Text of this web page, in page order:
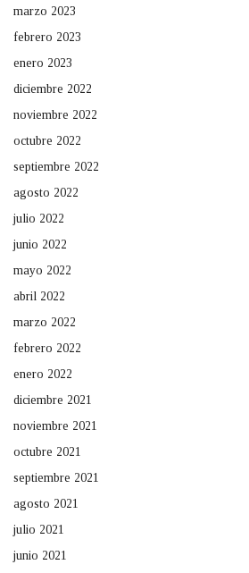
marzo 2023
febrero 2023
enero 2023
diciembre 2022
noviembre 2022
octubre 2022
septiembre 2022
agosto 2022
julio 2022
junio 2022
mayo 2022
abril 2022
marzo 2022
febrero 2022
enero 2022
diciembre 2021
noviembre 2021
octubre 2021
septiembre 2021
agosto 2021
julio 2021
junio 2021